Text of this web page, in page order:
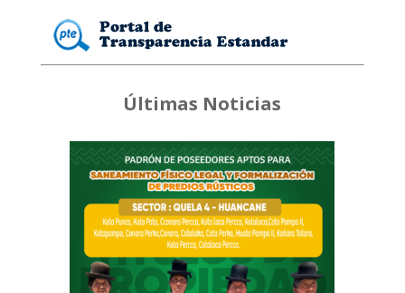
Últimas Noticias